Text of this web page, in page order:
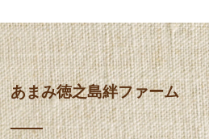
あまみ徳之島絆ファーム